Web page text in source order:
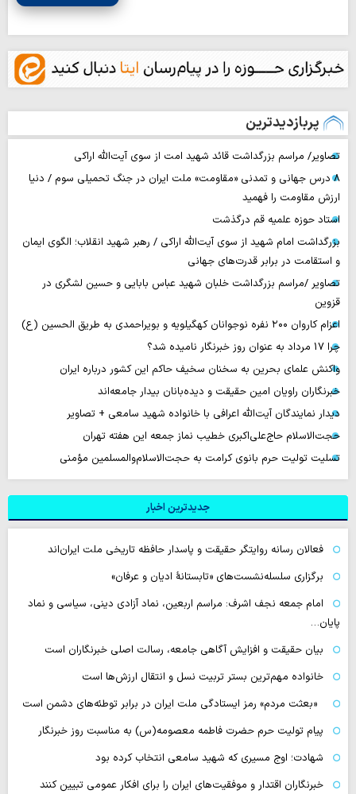
پربازدیدترین
تصاویر/ مراسم بزرگداشت قائد شهید امت از سوی آیت‌الله اراکی
۸ درس جهانی و تمدنی «مقاومت» ملت ایران در جنگ تحمیلی سوم / دنیا
ارزش مقاومت را فهمید
استاد حوزه علمیه قم درگذشت
بزرگداشت امام شهید از سوی آیت‌الله اراکی / رهبر شهید انقلاب؛ الگوی ایمان
و استقامت در برابر قدرت‌های جهانی
تصاویر /مراسم بزرگداشت خلبان شهید عباس بابایی و حسین لشگری در
قزوین
اعزام کاروان ۲۰۰ نفره نوجوانان کهگیلویه و بویراحمدی به طریق الحسین (ع)
چرا 17 مرداد به عنوان روز خبرنگار نامیده شد؟
واکنش علمای بحرین به سخنان سخیف حاکم این کشور درباره ایران
خبرنگاران راویان امین حقیقت و دیده‌بانان بیدار جامعه‌اند
دیدار نمایندگان آیت‌الله اعرافی با خانواده شهید سامعی + تصاویر
حجت‌الاسلام حاج‌علی‌اکبری خطیب نماز جمعه این هفته تهران
تسلیت تولیت حرم بانوی کرامت به حجت‌الاسلام‌والمسلمین مؤمنی
جدیدترین اخبار
فعالان رسانه‌ روایتگر حقیقت و پاسدار حافظه تاریخی ملت ایران‌اند
برگزاری سلسله‌نشست‌های «تابستانهٔ ادیان و عرفان»
امام جمعه نجف اشرف: مراسم اربعین، نماد آزادی دینی، سیاسی و نماد
پایان…
بیان حقیقت و افزایش آگاهی جامعه، رسالت اصلی خبرنگاران است
خانواده مهم‌ترین بستر تربیت نسل و انتقال ارزش‌ها است
«بعثت مردم» رمز ایستادگی ملت ایران در برابر توطئه‌های دشمن است
پیام تولیت حرم حضرت فاطمه معصومه(س) به مناسبت روز خبرنگار
شهادت؛ اوج مسیری که شهید سامعی انتخاب کرده بود
خبرنگاران اقتدار و موفقیت‌های ایران را برای افکار عمومی تبیین کنند